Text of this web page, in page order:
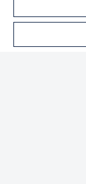
プライバシー